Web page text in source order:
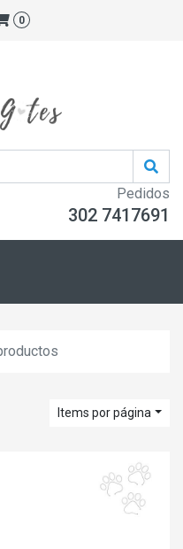
0
Pedidos
302 7417691
Items por página